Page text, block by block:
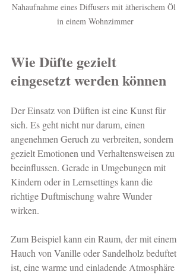
Nahaufnahme eines Diffusers mit ätherischem Öl
in einem Wohnzimmer
Wie Düfte gezielt
eingesetzt werden können
Der Einsatz von Düften ist eine Kunst für
sich. Es geht nicht nur darum, einen
angenehmen Geruch zu verbreiten, sondern
gezielt Emotionen und Verhaltensweisen zu
beeinflussen. Gerade in Umgebungen mit
Kindern oder in Lernsettings kann die
richtige Duftmischung wahre Wunder
wirken.
Zum Beispiel kann ein Raum, der mit einem
Hauch von Vanille oder Sandelholz beduftet
ist, eine warme und einladende Atmosphäre